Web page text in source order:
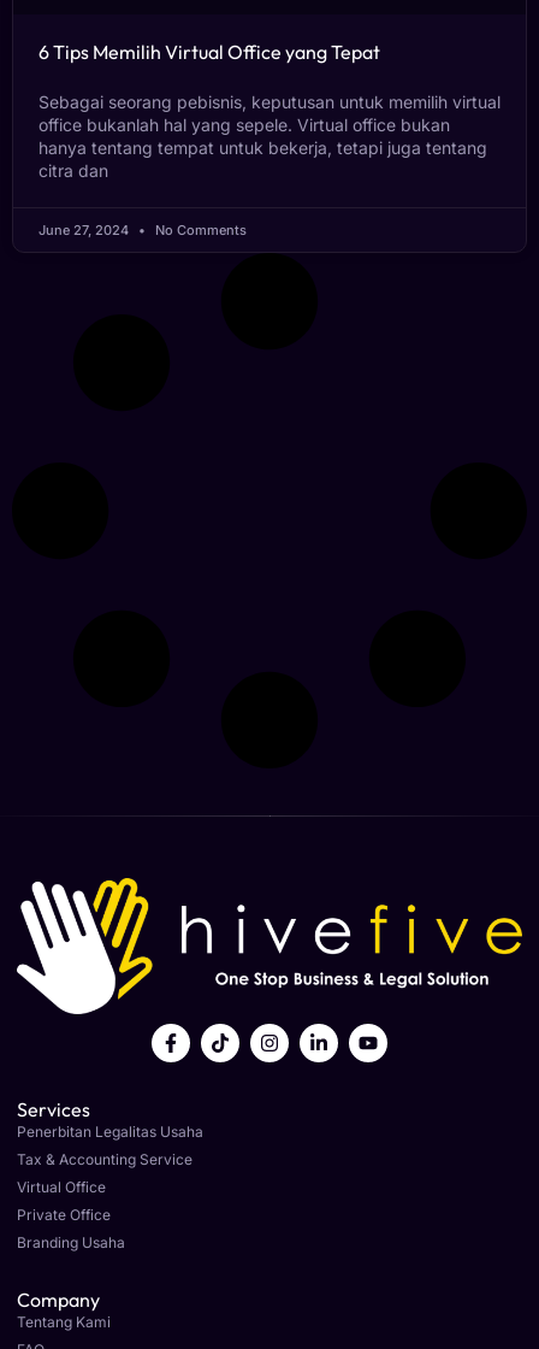
6 Tips Memilih Virtual Office yang Tepat
Sebagai seorang pebisnis, keputusan untuk memilih virtual
office bukanlah hal yang sepele. Virtual office bukan
hanya tentang tempat untuk bekerja, tetapi juga tentang
citra dan
June 27, 2024 No Comments
Services
Penerbitan Legalitas Usaha
Tax & Accounting Service
Virtual Office
Private Office
Branding Usaha
Company
Tentang Kami